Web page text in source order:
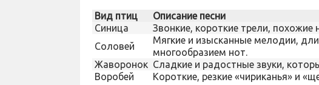
Вид птиц
Описание песни
Синица
Звонкие, короткие трели, похожие
Соловей
Мягкие и изысканные мелодии,
многообразием нот.
Жаворонок Сладкие и радостные звуки,
Воробей
Короткие, резкие «чириканья» и